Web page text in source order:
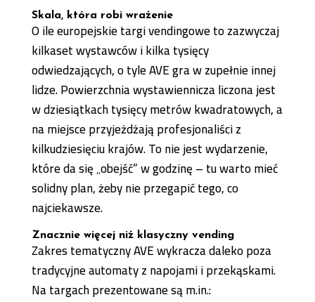
Skala, która robi wrażenie
O ile europejskie targi vendingowe to zazwyczaj
kilkaset wystawców i kilka tysięcy
odwiedzających, o tyle AVE gra w zupełnie innej
lidze. Powierzchnia wystawiennicza liczona jest
w dziesiątkach tysięcy metrów kwadratowych, a
na miejsce przyjeżdżają profesjonaliści z
kilkudziesięciu krajów. To nie jest wydarzenie,
które da się „obejść” w godzinę – tu warto mieć
solidny plan, żeby nie przegapić tego, co
najciekawsze.
Znacznie więcej niż klasyczny vending
Zakres tematyczny AVE wykracza daleko poza
tradycyjne automaty z napojami i przekąskami.
Na targach prezentowane są m.in.: